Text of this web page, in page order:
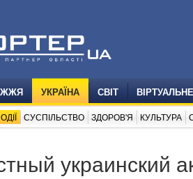
УКРАЇНА СВІТ
СУСПІЛЬСТВО ЗДОРОВ'Я КУЛЬТУРА
украинский